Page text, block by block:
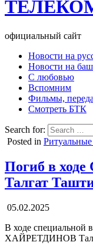
официальный сайт
Новости на
Новости на
С любовью
Вспомним
Фильмы,
Смотреть БТК
Search for:
Posted in
Погиб в
Талгат
05.02.2025
В ходе специальной
ХАЙРЕТДИНОВ